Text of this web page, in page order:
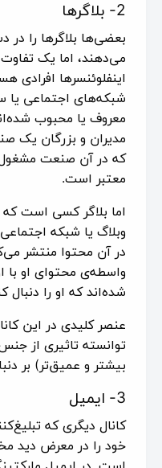
2- بلاگرها
بعضی‌ها بلاگرها را در
می‌دهند، اما یک
اینفلوئنسرها افرادی
شبکه‌های اجتماعی یا
معروف یا محبوب
مدیران و بزرگان یک
که در آن صنعت
معتبر است.
اما بلاگر کسی است
وبلاگ یا شبکه
در آن محتوا منتشر
واسطه‌ی محتوای او با
شده‌اند که او را دنبال
عنصر کلیدی در این
توانسته تاثیری از
بیشتر و عمیق‌تر) بر
3- ایمیل
کانال دیگری که
خود را در معرض دید
است. در ایمیل